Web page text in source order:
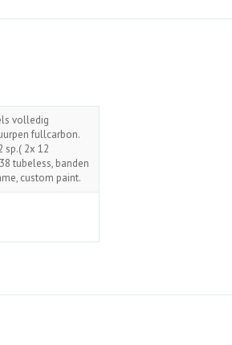
volledig
fullcarbon.
sp.( 2x 12
tubeless, banden
custom paint.